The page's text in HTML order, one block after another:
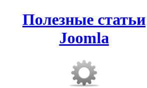
Полезные статьи
Joomla